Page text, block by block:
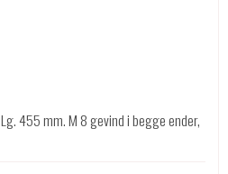
455 mm. M 8 gevind i begge ender,